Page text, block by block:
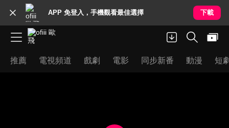
APP 免登入，手機觀看最佳選擇 下載
推薦 電視頻道 戲劇 電影 同步新番 動漫 短